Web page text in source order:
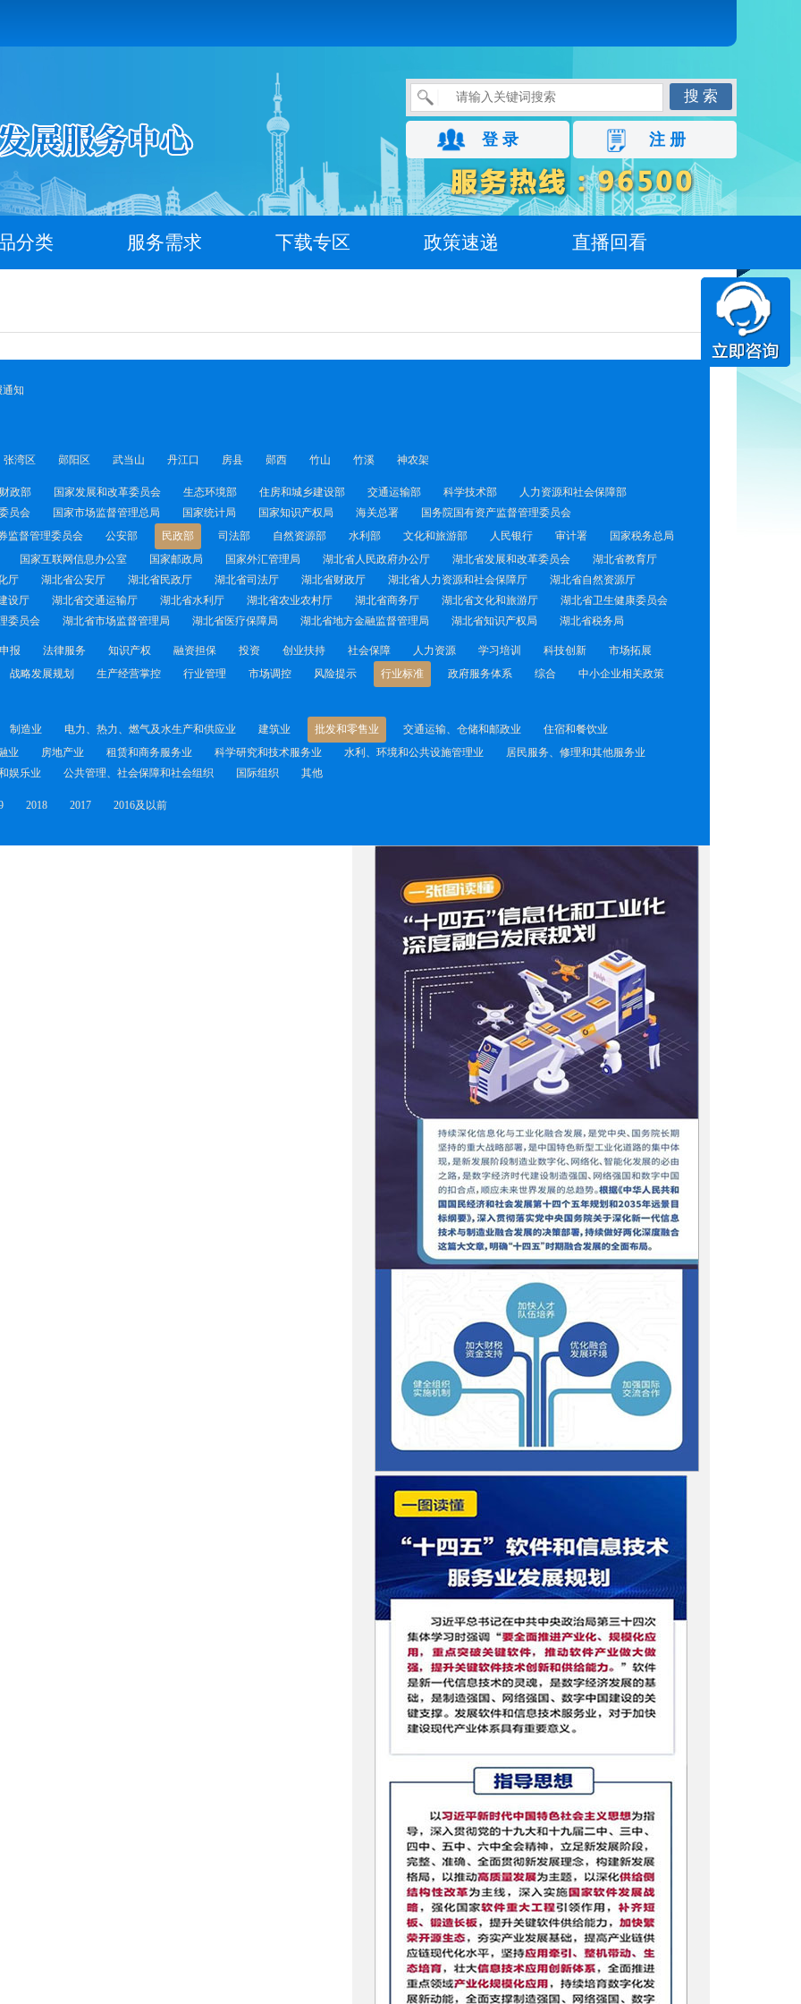
搜 索
登 录 注 册
分类 服务需求 下载专区 政策速递 直播回看
通知
张湾区 郧阳区 武当山 丹江口 房县 郧西 竹山 竹溪 神农架
财政部 国家发展和改革委员会 生态环境部 住房和城乡建设部 交通运输部 科学技术部
人力资源和社会保障部
员会 国家市场监督管理总局 国家统计局 国家知识产权局 海关总署
国务院国有资产监督管理委员会
监督管理委员会 公安部 民政部 司法部 自然资源部 水利部 文化和旅游部 人民银行 审计署
国家税务总局
国家互联网信息办公室 国家邮政局 国家外汇管理局 湖北省人民政府办公厅 湖北省发展和改革委员会
湖北省教育厅
厅 湖北省公安厅 湖北省民政厅 湖北省司法厅 湖北省财政厅 湖北省人力资源和社会保障厅
湖北省自然资源厅
设厅 湖北省交通运输厅 湖北省水利厅 湖北省农业农村厅 湖北省商务厅 湖北省文化和旅游厅
湖北省卫生健康委员会
委员会 湖北省市场监督管理局 湖北省医疗保障局 湖北省地方金融监督管理局 湖北省知识产权局 湖北省税务局
报 法律服务 知识产权 融资担保 投资 创业扶持 社会保障 人力资源 学习培训 科技创新
市场拓展
战略发展规划 生产经营掌控 行业管理 市场调控 风险提示 行业标准 政府服务体系 综合
中小企业相关政策
制造业 电力、热力、燃气及水生产和供应业 建筑业 批发和零售业 交通运输、仓储和邮政业
住宿和餐饮业
业 房地产业 租赁和商务服务业 科学研究和技术服务业 水利、环境和公共设施管理业
居民服务、修理和其他服务业
娱乐业 公共管理、社会保障和社会组织 国际组织 其他
2018 2017 2016及以前